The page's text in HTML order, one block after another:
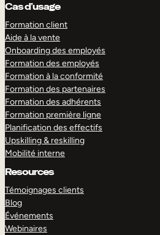
Cas d’usage
Formation client
Aide à la vente
Onboarding des employés
Formation des employés
Formation à la conformité
Formation des partenaires
Formation des adhérents
Formation première ligne
Planification des effectifs
Upskilling & reskilling
Mobilité interne
Resources
Témoignages clients
Blog
Événements
Webinaires